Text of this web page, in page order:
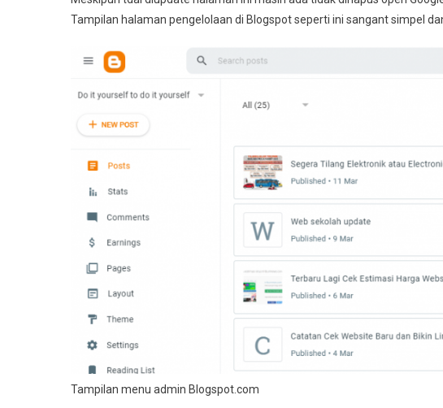
Tampilan halaman pengelolaan di Blogspot seperti ini sangant simpel
Tampilan menu admin Blogspot.com